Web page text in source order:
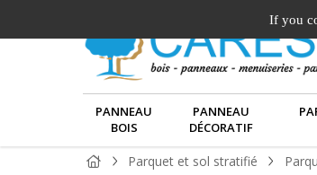
PANNEAU
BOIS
PANNEAU
DÉCORATIF
Parquet et sol stratifié
If you